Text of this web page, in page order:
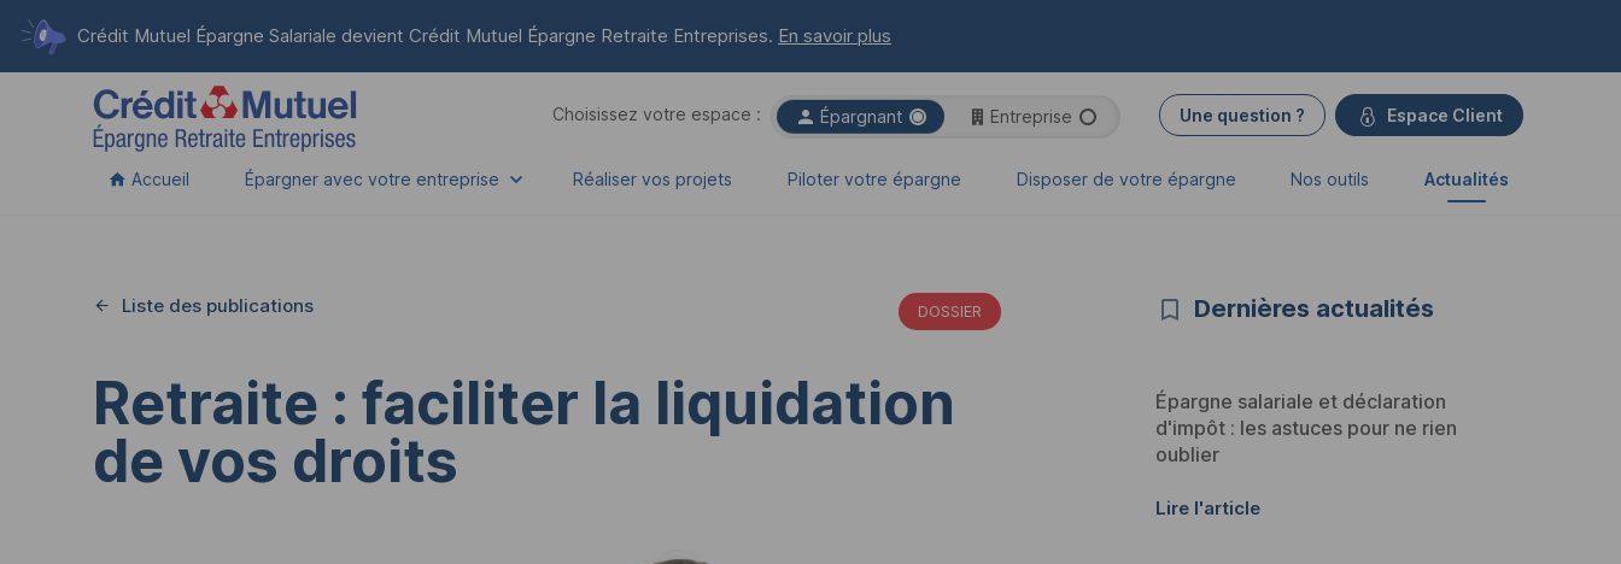
Crédit Mutuel Épargne Salariale devient Crédit Mutuel Épargne Retraite Entreprises. En savoir plus
Choisissez votre espace :  Espace choisi :
Épargnant Entreprise Une question ? Espace Client
Accueil Épargner avec votre entreprise Réaliser vos projets Piloter votre épargne Disposer de votre épargne Nos outils Actualités
Dernières actualités
Épargne salariale et déclaration
d'impôt : les astuces pour ne rien
oublier
Lire l'article
Liste des publications DOSSIER
Retraite : faciliter la liquidation
de vos droits